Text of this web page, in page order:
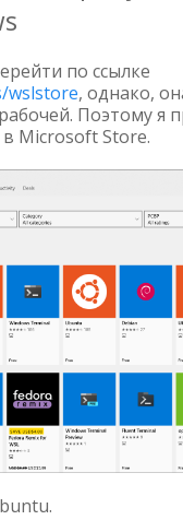
по ссылке
wslstore, однако,
Поэтому я
в Microsoft Store.